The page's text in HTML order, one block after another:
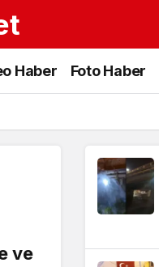
Haber Foto Haber
ve